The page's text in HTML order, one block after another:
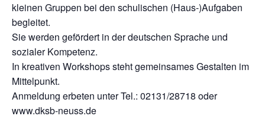
kleinen Gruppen bei den schulischen (Haus-)Aufgaben
begleitet.
Sie werden gefördert in der deutschen Sprache und
sozialer Kompetenz.
In kreativen Workshops steht gemeinsames Gestalten im
Mittelpunkt.
Anmeldung erbeten unter Tel.: 02131/28718 oder
www.dksb-neuss.de